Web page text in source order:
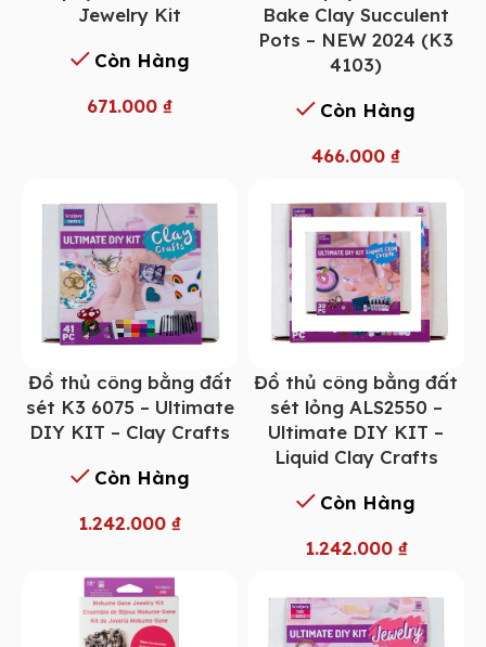
Jewelry Kit
Còn Hàng
671.000 ₫
Bake Clay Succulent
Pots – NEW 2024 (K3
4103)
Còn Hàng
466.000₫
Đồ thủ công bằng đất
sét K3 6075 – Ultimate
DIY KIT – Clay Crafts
Còn Hàng
1.242.000 ₫
Đồ thủ công bằng đất
sét lỏng ALS2550 –
Ultimate DIY KIT –
Liquid Clay Crafts
Còn Hàng
1.242.000 ₫